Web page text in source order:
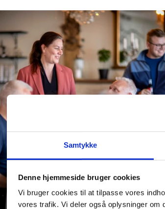
Samtykke
Denne hjemmeside bruger cookies
Vi bruger cookies til at tilpasse vores
vores trafik. Vi deler også oplysninger om